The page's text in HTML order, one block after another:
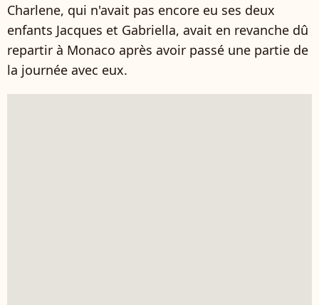
Charlene, qui n'avait pas encore eu ses deux
enfants Jacques et Gabriella, avait en revanche dû
repartir à Monaco après avoir passé une partie de
la journée avec eux.